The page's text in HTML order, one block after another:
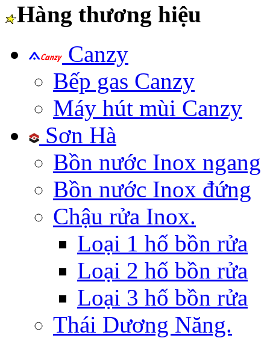
Hàng thương hiệu
Canzy
Bếp gas Canzy
Máy hút mùi Canzy
Sơn Hà
Bồn nước Inox ngang
Bồn nước Inox đứng
Chậu rửa Inox.
Loại 1 hố bồn rửa
Loại 2 hố bồn rửa
Loại 3 hố bồn rửa
Thái Dương Năng.